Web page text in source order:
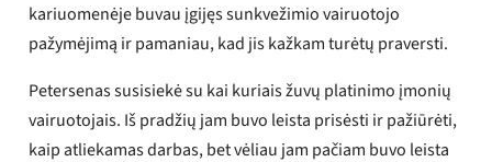
kariuomenėje buvau įgijęs sunkvežimio vairuotojo
pažymėjimą ir pamaniau, kad jis kažkam turėtų praversti.
Petersenas susisiekė su kai kuriais žuvų platinimo įmonių
vairuotojais. Iš pradžių jam buvo leista prisėsti ir pažiūrėti,
kaip atliekamas darbas, bet vėliau jam pačiam buvo leista